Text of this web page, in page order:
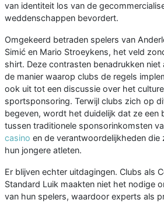
van identiteit los van de
weddenschappen bevordert.
Omgekeerd betraden spelers van
Simić en Mario Stroeykens, het veld
shirt. Deze contrasten benadrukken niet
de manier waarop clubs de regels
ook uit tot een discussie over het
sportsponsoring. Terwijl clubs zich op
begeven, wordt het duidelijk dat ze een
tussen traditionele sponsorinkomsten
casino en de verantwoordelijkheden die
hun jongere atleten.
Er blijven echter uitdagingen. Clubs als
Standard Luik maakten niet het nodige
van hun spelers, waardoor experts als